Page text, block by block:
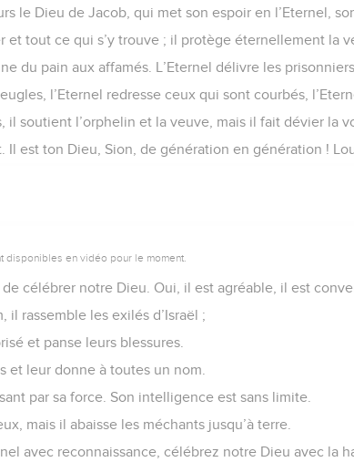
le Dieu de Jacob, qui met son espoir en l’Eternel,
et tout ce qui s’y trouve ; il protège éternellement la
du pain aux affamés. L’Eternel délivre les prisonniers,
l’Eternel redresse ceux qui sont courbés,
il soutient l’orphelin et la veuve, mais il fait dévier la
Il est ton Dieu, Sion, de génération en génération !
disponibles en vidéo pour le moment.
célébrer notre Dieu. Oui, il est agréable, il est
il rassemble les exilés d’Israël ;
et panse leurs blessures.
et leur donne à toutes un nom.
par sa force. Son intelligence est sans limite.
mais il abaisse les méchants jusqu’à terre.
avec reconnaissance, célébrez notre Dieu avec la